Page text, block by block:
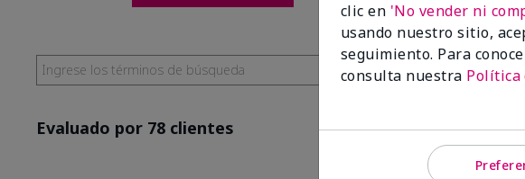
Evaluado por 78 clientes
clic en 'No vender ni
usando nuestro sitio,
seguimiento. Para
consulta nuestra Política